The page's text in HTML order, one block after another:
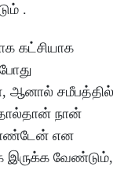
.
கட்சியாக
ஆனால் சமீபத்தில்
நான்
என
இருக்க வேண்டும்,